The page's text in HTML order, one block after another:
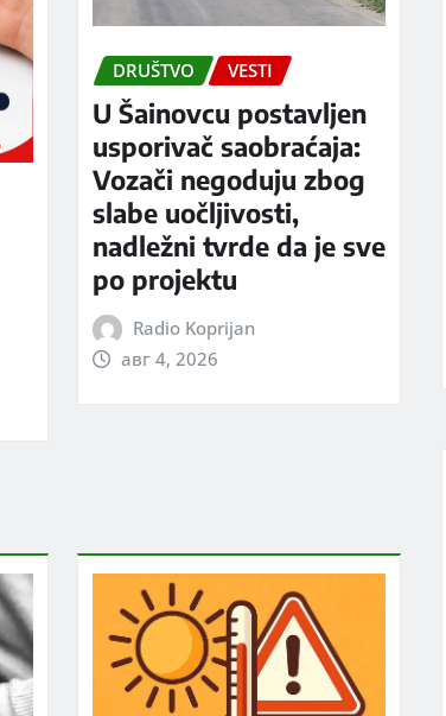
DRUŠTVO VESTI
U Šainovcu postavljen
usporivač saobraćaja:
Vozači negoduju zbog
slabe uočljivosti,
nadležni tvrde da je sve
po projektu
Radio Koprijan
авг 4, 2026